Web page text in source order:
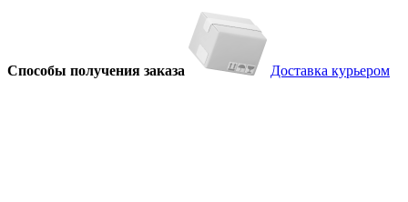
Способы получения заказа Доставка курьером